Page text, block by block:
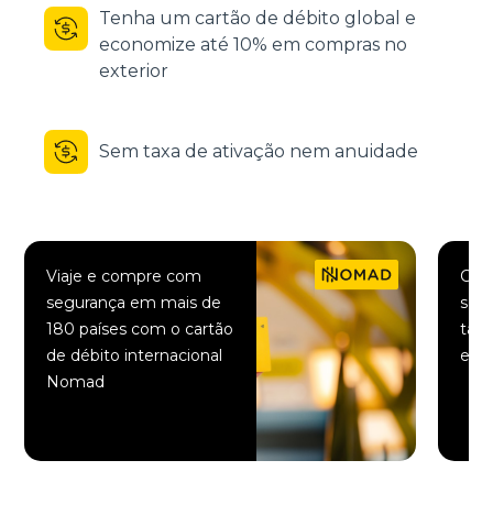
Tenha um cartão de débito global e
economize até 10% em compras no
exterior
Sem taxa de ativação nem anuidade
Viaje e compre com
segurança em mais de
180 países com o cartão
de débito internacional
Nomad